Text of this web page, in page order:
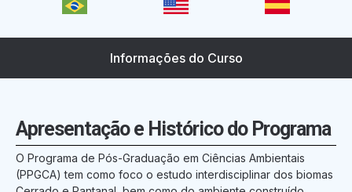
Informações do Curso
Apresentação e Histórico do Programa
O Programa de Pós-Graduação em Ciências Ambientais
(PPGCA) tem como foco o estudo interdisciplinar dos biomas